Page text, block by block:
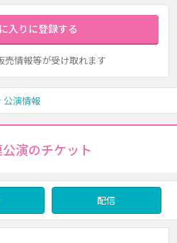
入りに登録する
売情報等が受け取れます
公演情報
演のチケット
配信